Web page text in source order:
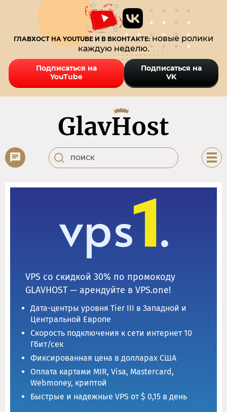
ГЛАВХОСТ НА YOUTUBE И В ВКОНТАКТЕ:новые ролики
каждую неделю.
Подписаться на
YouTube
Подписаться на
VK
VPS со скидкой 30% по промокоду
GLAVHOST — арендуйте в VPS.one!
Дата-центры уровня Tier III в Западной и
Центральной Европе
Скорость подключения к сети интернет 10
Гбит/сек
Фиксированная цена в долларах США
Оплата картами MIR, Visa, Mastercard,
Webmoney, криптой
Быстрые и надежные VPS от $ 0,15 в день